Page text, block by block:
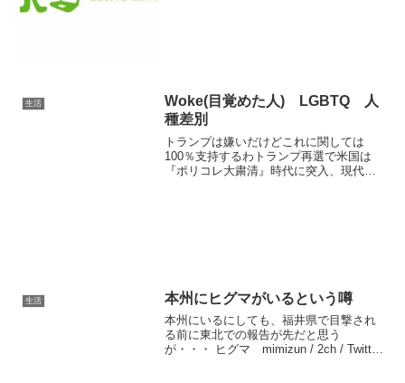
生活
Woke(目覚めた人) LGBTQ 人
種差別
トランプは嫌いだけどこれに関しては
100％支持するわトランプ再選で米国は
『ポリコレ大粛清』時代に突入、現代の
生活 本州にヒグマがいるという噂
本州にいるにしても、福井県で目撃され
る前に東北での報告が先だと思う
が・・・ ヒグマ mimizun / 2ch / Twitter